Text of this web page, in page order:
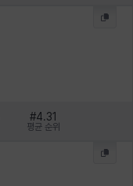
케네스
#4.31
평균 순위